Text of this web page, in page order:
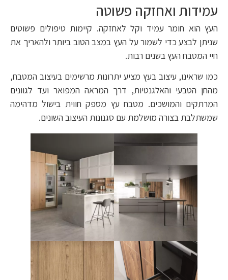
עמידות ואחזקה פשוטה
העץ הוא חומר עמיד וקל לאחזקה. קיימות טיפולים פשוטים
שניתן לבצע כדי לשמור על העץ במצב הטוב ביותר ולהאריך את
חיי המטבח העץ בשנים רבות.
כמו שראינו, עיצוב בעץ מציע יתרונות מרשימים בעיצוב המטבח,
מהחן הטבעי והאלגנטיות, דרך המראה המפואר ועד לגוונים
המרתקים והמושכים. מטבח עץ מספק חווית בישול מדהימה
שמשתלבת בצורה מושלמת עם סגנונות העיצוב השונים.